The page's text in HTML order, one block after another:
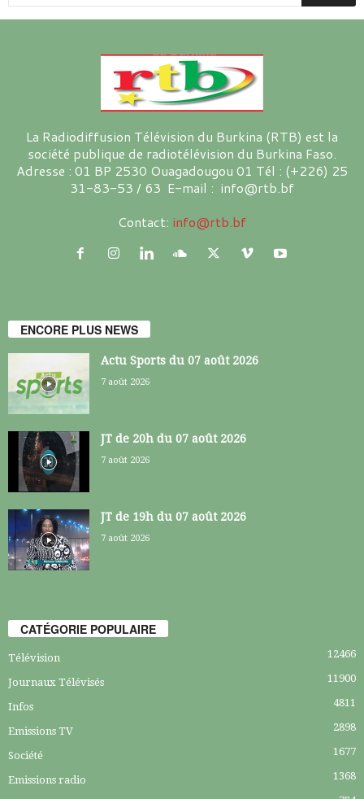
La Radiodiffusion Télévision du Burkina (RTB) est la
société publique de radiotélévision du Burkina Faso.
Adresse : 01 BP 2530 Ouagadougou 01 Tél : (+226) 25
31-83-53 / 63 E-mail : info@rtb.bf
Contact: info@rtb.bf
ENCORE PLUS NEWS
Actu Sports du 07 août 2026
7 août 2026
JT de 20h du 07 août 2026
7 août 2026
JT de 19h du 07 août 2026
7 août 2026
CATÉGORIE POPULAIRE
Télévision 12466
Journaux Télévisés 11900
Infos 4811
Emissions TV 2898
Société 1677
Emissions radio 1368